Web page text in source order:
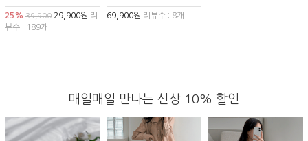
25% 39,900 29,900원 리
뷰수 : 189개
69,900원 리뷰수 : 8개
매일매일 만나는 신상 10% 할인